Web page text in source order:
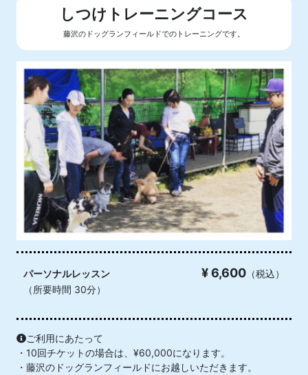
しつけトレーニングコース
藤沢のドッグランフィールドでのトレーニングです。
パーソナルレッスン ¥ 6,600（税込）
（所要時間 30分）
ご利用にあたって
・10回チケットの場合は、¥60,000になります。
・藤沢のドッグランフィールドにお越しいただきます。